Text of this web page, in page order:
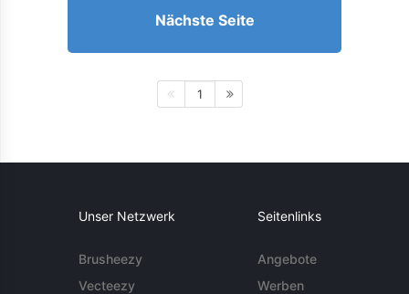
Nächste Seite
1
Unser Netzwerk
Brusheezy
Vecteezy
Seitenlinks
Angebote
Werben